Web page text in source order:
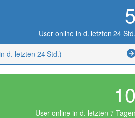
5
User online in d. letzten 24 Std.
d. letzten 24 Std.)
10
User online in d. letzten 7 Tagen